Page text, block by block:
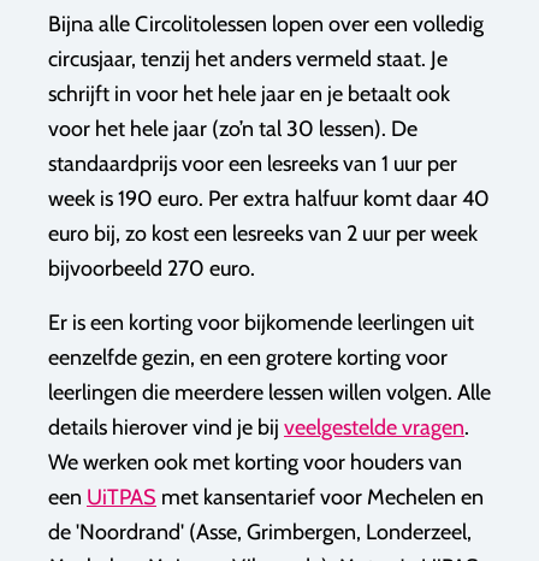
Bijna alle Circolitolessen lopen over een volledig
circusjaar, tenzij het anders vermeld staat. Je
schrijft in voor het hele jaar en je betaalt ook
voor het hele jaar (zo’n tal 30 lessen). De
standaardprijs voor een lesreeks van 1 uur per
week is 190 euro. Per extra halfuur komt daar 40
euro bij, zo kost een lesreeks van 2 uur per week
bijvoorbeeld 270 euro.​​
Er is een korting voor bijkomende leerlingen uit
eenzelfde gezin, en een grotere korting voor
leerlingen die meerdere lessen willen volgen. Alle
details hierover vind je bij veelgestelde vragen.
We werken ook met korting voor houders van
een UiTPAS met kansentarief voor Mechelen en
de 'Noordrand' (Asse, Grimbergen, Londerzeel,